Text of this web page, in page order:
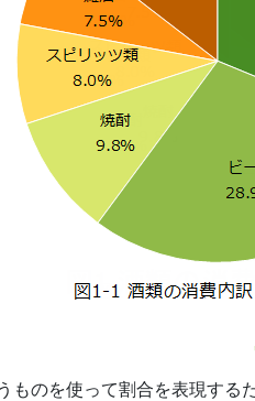
のを使って割合を表現する